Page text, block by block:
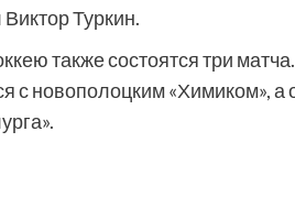
Туркин.
также состоятся три
с новополоцким «Химиком»,